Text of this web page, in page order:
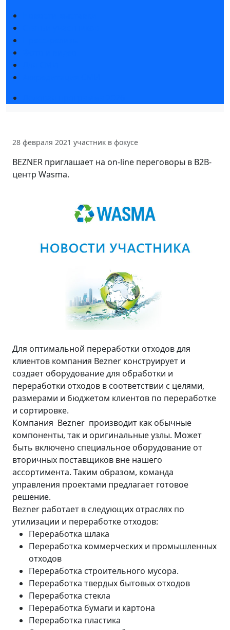
28 февраля 2021 участник в фокусе
BEZNER приглашает на on-line переговоры в B2B-
центр Wasma.
Для оптимальной переработки отходов для
клиентов компания Bezner конструирует и
создает оборудование для обработки и
переработки отходов в соответствии с целями,
размерами и бюджетом клиентов по переработке
и сортировке.
Компания Bezner производит как обычные
компоненты, так и оригинальные узлы. Может
быть включено специальное оборудование от
вторичных поставщиков вне нашего
ассортимента. Таким образом, команда
управления проектами предлагает готовое
решение.
Bezner работает в следующих отраслях по
утилизации и переработке отходов:
Переработка шлака
Переработка коммерческих и промышленных
отходов
Переработка строительного мусора.
Переработка твердых бытовых отходов
Переработка стекла
Переработка бумаги и картона
Переработка пластика